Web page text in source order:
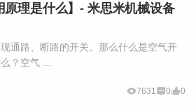
原理是什么】- 米思米机械设备
通路、断路的开关。那么什么是空气开
？空气 ...
7631 0 0